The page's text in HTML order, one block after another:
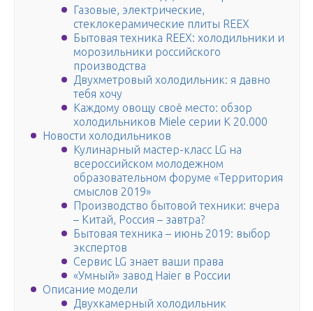
Газовые, электрические,
стеклокерамические плиты REEX
Бытовая техника REEX: холодильники и
морозильники российского
производства
Двухметровый холодильник: я давно
тебя хочу
Каждому овощу своё место: обзор
холодильников Miele серии K 20.000
Новости холодильников
Кулинарный мастер-класс LG на
всероссийском молодежном
образовательном форуме «Территория
смыслов 2019»
Производство бытовой техники: вчера
– Китай, Россия – завтра?
Бытовая техника – июнь 2019: выбор
экспертов
Сервис LG знает ваши права
«Умный» завод Haier в России
Описание модели
Двухкамерный холодильник